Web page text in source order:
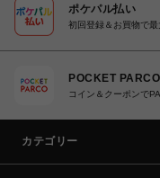
ポケパル払い
初回登録＆お買物で
POCKET PARCO
コイン＆クーポンで
カテゴリー